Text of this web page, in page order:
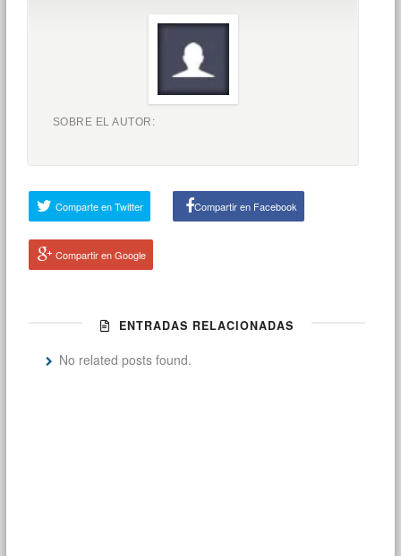
SOBRE EL AUTOR:
Comparte en Twitter Compartir en Facebook
Compartir en Google
ENTRADAS RELACIONADAS
No related posts found.